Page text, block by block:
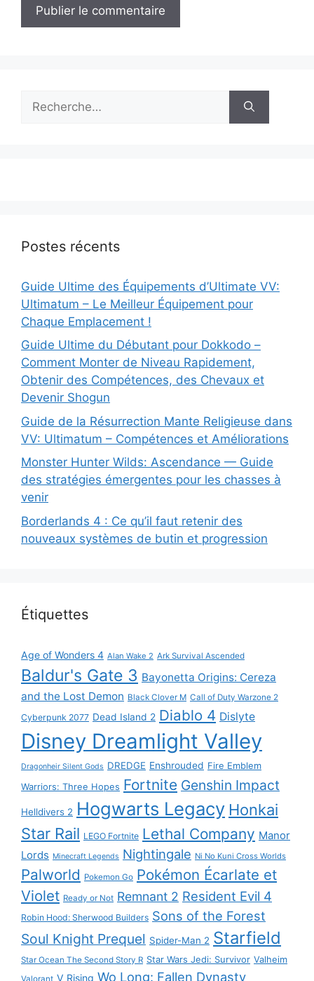
Postes récents
Guide Ultime des Équipements d’Ultimate VV:
Ultimatum – Le Meilleur Équipement pour
Chaque Emplacement !
Guide Ultime du Débutant pour Dokkodo –
Comment Monter de Niveau Rapidement,
Obtenir des Compétences, des Chevaux et
Devenir Shogun
Guide de la Résurrection Mante Religieuse dans
VV: Ultimatum – Compétences et Améliorations
Monster Hunter Wilds: Ascendance — Guide
des stratégies émergentes pour les chasses à
venir
Borderlands 4 : Ce qu’il faut retenir des
nouveaux systèmes de butin et progression
Étiquettes
Age of Wonders 4 Alan Wake 2 Ark Survival Ascended
Baldur's Gate 3 Bayonetta Origins: Cereza
and the Lost Demon Black Clover M Call of Duty Warzone 2
Cyberpunk 2077 Dead Island 2 Diablo 4 Dislyte
Disney Dreamlight Valley
Dragonheir Silent Gods DREDGE Enshrouded Fire Emblem
Warriors: Three Hopes Fortnite Genshin Impact
Helldivers 2 Hogwarts Legacy Honkai
Star Rail LEGO Fortnite Lethal Company Manor
Lords Minecraft Legends Nightingale Ni No Kuni Cross Worlds
Palworld Pokemon Go Pokémon Écarlate et
Violet Ready or Not Remnant 2 Resident Evil 4
Robin Hood: Sherwood Builders Sons of the Forest
Soul Knight Prequel Spider-Man 2 Starfield
Star Ocean The Second Story R Star Wars Jedi: Survivor Valheim
Valorant V Rising Wo Long: Fallen Dynasty